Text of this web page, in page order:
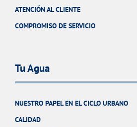
ATENCIÓN AL CLIENTE
COMPROMISO DE SERVICIO
Tu Agua
NUESTRO PAPEL EN EL CICLO URBANO
CALIDAD